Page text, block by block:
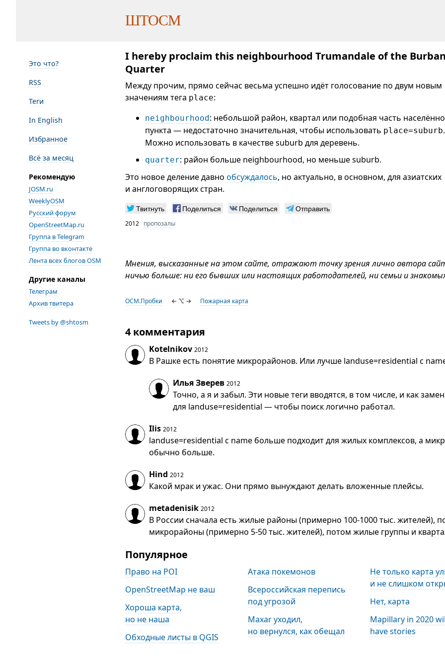
ШТОСМ
Это что?
RSS
Теги
In English
Избранное
Всё за месяц
Рекомендую
JOSM.ru
WeeklyOSM
Русский форум
OpenStreetMap.ru
Группа в Telegram
Группа во вконтакте
Лента всех блогов OSM
Другие каналы
Телеграм
Архив твитера
Tweets by @shtosm
I hereby proclaim this neighbourhood Trumandale of the
Quarter
Между прочим, прямо сейчас весьма успешно идёт голосование по двум новым
значениям тега place:
neighbourhood: небольшой район, квартал или подобная часть
пункта — недостаточно значительная, чтобы использовать place=suburb.
Можно использовать в качестве suburb для деревень.
quarter: район больше neighbourhood, но меньше suburb.
Это новое деление давно обсуждалось, но актуально, в основном, для азиатских
и англоговорящих стран.
Твитнуть Поделиться Поделиться Отправить
2012 пропозалы
Мнения, высказанные на этом сайте, отражают точку зрения лично автора
ничью больше: ни его бывших или настоящих работодателей, ни семьи и
ОСМ.Пробки ← ⌥ → Пожарная карта
4 комментария
Kotelnikov 2012
В Рашке есть понятие микрорайонов. Или лучше landuse=residential с
Илья Зверев 2012
Точно, а я и забыл. Эти новые теги вводятся, в том числе, и как
для landuse=residential — чтобы поиск логично работал.
Ilis 2012
landuse=residential с name больше подходит для жилых комплексов, а
обычно больше.
Hind 2012
Какой мрак и ужас. Они прямо вынуждают делать вложенные плейсы.
metadenisik 2012
В России сначала есть жилые районы (примерно 100-1000 тыс. жителей),
микрорайоны (примерно 5-50 тыс. жителей), потом жилые группы и
Популярное
Право на POI
OpenStreetMap не ваш
Хороша карта,
но не наша
Обходные листы в QGIS
Атака покемонов
Всероссийская перепись
под угрозой
Maxar уходил,
но вернулся, как обещал
Не только карта
и не слишком
Нет, карта
Mapillary in 2020
have stories